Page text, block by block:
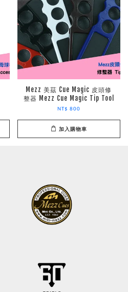
Mezz 美茲 Cue Magic 皮頭修
整器 Mezz Cue Magic Tip Tool
NT$ 800
加入購物車